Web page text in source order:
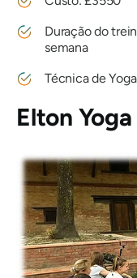
Duração do
semana
Técnica de
Elton Yoga